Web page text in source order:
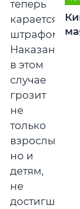
теперь
карается
штрафом.
Наказание
в этом
случае
грозит
не
только
взрослым,
но и
детям,
не
достигшим